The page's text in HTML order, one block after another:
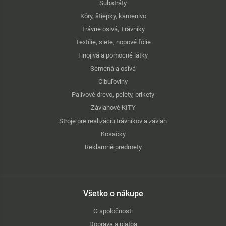
Substráty
Kôry, štiepky, kamenivo
Trávne osivá, Trávniky
Textílie, siete, nopové fólie
Hnojivá a pomocné látky
Semená a osivá
Cibuľoviny
Palivové drevo, pelety, brikety
Závlahové KITY
Stroje pre realizáciu trávnikov a závlah
Kosačky
Reklamné predmety
Všetko o nákupe
O spoločnosti
Doprava a platba